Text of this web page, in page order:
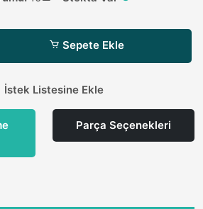
İstek Listesine Ekle